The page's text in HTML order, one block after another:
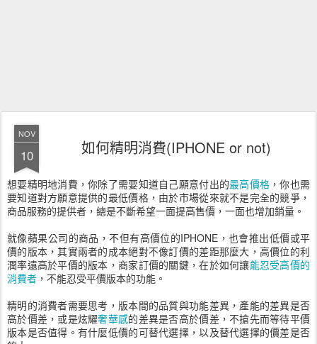
NOV
10 如何精明消費(IPHONE or not)
想要精明地消費，你除了需要知道自己願意付出的最高價格 ，你也需
要知道對方願意提供的最低價格，由於市場從來就不是完全的競爭，
商品服務的提供者，總是不斷希望一面提高售價，一面也增加銷量。
就像蘋果公司的商品，不但有高價位的IPHONE，也會推出低價或平
價的版本，其實兩者的成本絕對不像訂價的差距那麼大，高價位的利
潤率遠高於平價的版本，商家訂價的關鍵，在於如何讓能忍受高價的
消費者 ，不能忍受平價版本的功能。
精明的消費者需要思考，版本間的品質與功能差異，產能的差異是否
高於價差，或是炫耀奢華感的差異是否高於價差，不搶先而等待平價
版本是否值得。有什麼低價的可替代選擇，以及替代選擇的價差是否